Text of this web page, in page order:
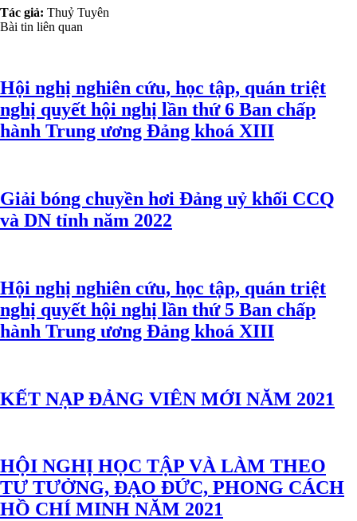
Tác giả: Thuỷ Tuyên
Bài tin liên quan
Hội nghị nghiên cứu, học tập, quán triệt
nghị quyết hội nghị lần thứ 6 Ban chấp
hành Trung ương Đảng khoá XIII
Giải bóng chuyền hơi Đảng uỷ khối CCQ
và DN tỉnh năm 2022
Hội nghị nghiên cứu, học tập, quán triệt
nghị quyết hội nghị lần thứ 5 Ban chấp
hành Trung ương Đảng khoá XIII
KẾT NẠP ĐẢNG VIÊN MỚI NĂM 2021
HỘI NGHỊ HỌC TẬP VÀ LÀM THEO
TƯ TƯỞNG, ĐẠO ĐỨC, PHONG CÁCH
HỒ CHÍ MINH NĂM 2021